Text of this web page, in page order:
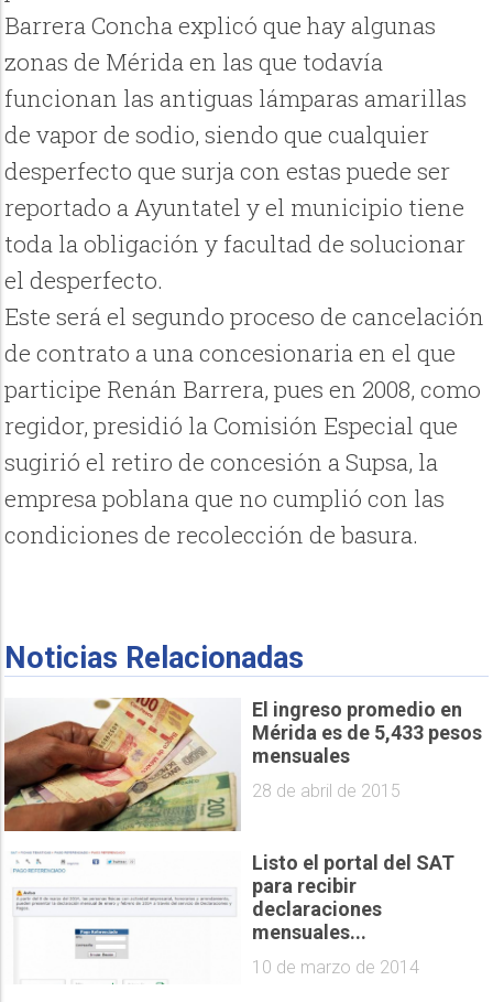
Barrera Concha explicó que hay algunas
zonas de Mérida en las que todavía
funcionan las antiguas lámparas amarillas
de vapor de sodio, siendo que cualquier
desperfecto que surja con estas puede ser
reportado a Ayuntatel y el municipio tiene
toda la obligación y facultad de solucionar
el desperfecto.
Este será el segundo proceso de cancelación
de contrato a una concesionaria en el que
participe Renán Barrera, pues en 2008, como
regidor, presidió la Comisión Especial que
sugirió el retiro de concesión a Supsa, la
empresa poblana que no cumplió con las
condiciones de recolección de basura.
Noticias Relacionadas
El ingreso promedio en
Mérida es de 5,433 pesos
mensuales
28 de abril de 2015
Listo el portal del SAT
para recibir
declaraciones
mensuales...
10 de marzo de 2014